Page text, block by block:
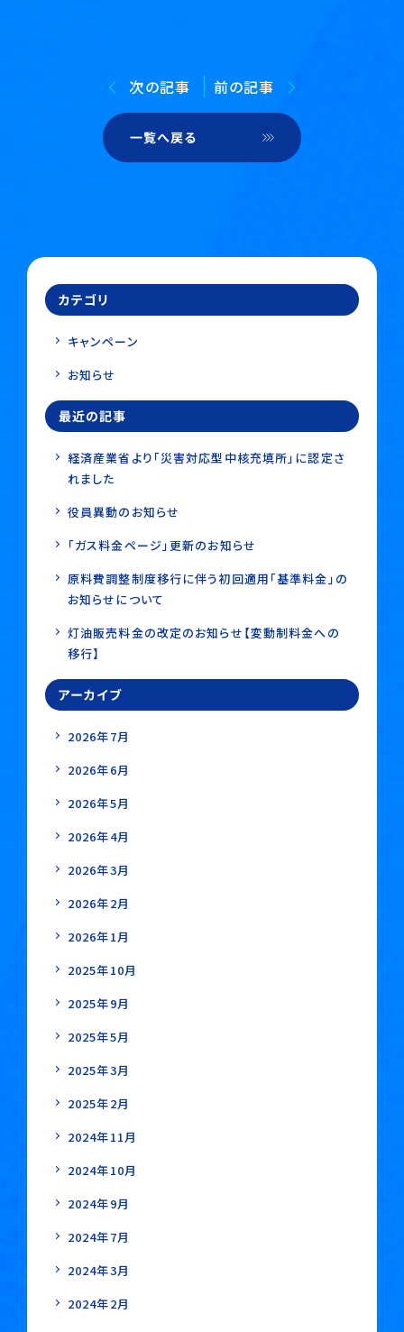
次の記事 前の記事
一覧へ戻る
カテゴリ
キャンペーン
お知らせ
最近の記事
経済産業省より「災害対応型中核充填所」に認定さ
れました
役員異動のお知らせ
「ガス料金ページ」更新のお知らせ
原料費調整制度移行に伴う初回適用「基準料金」の
お知らせについて
灯油販売料金の改定のお知らせ【変動制料金への
移行】
アーカイブ
2026年7月
2026年6月
2026年5月
2026年4月
2026年3月
2026年2月
2026年1月
2025年10月
2025年9月
2025年5月
2025年3月
2025年2月
2024年11月
2024年10月
2024年9月
2024年7月
2024年3月
2024年2月